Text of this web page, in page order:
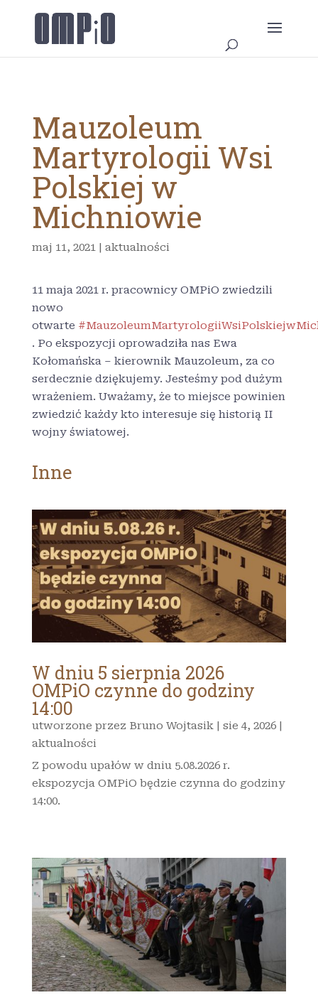
Mauzoleum
Martyrologii Wsi
Polskiej w
Michniowie
maj 11, 2021| aktualności
11 maja 2021 r. pracownicy OMPiO zwiedzili
nowo
otwarte #
. Po ekspozycji oprowadziła nas Ewa
Kołomańska – kierownik Mauzoleum, za co
serdecznie dziękujemy. Jesteśmy pod dużym
wrażeniem. Uważamy, że to miejsce powinien
zwiedzić każdy kto interesuje się historią II
wojny światowej.
Inne
W dniu 5 sierpnia 2026
OMPiO czynne do godziny
14:00
utworzone przez Bruno Wojtasik| sie 4, 2026|
aktualności
Z powodu upałów w dniu 5.08.2026 r.
ekspozycja OMPiO będzie czynna do godziny
14:00.